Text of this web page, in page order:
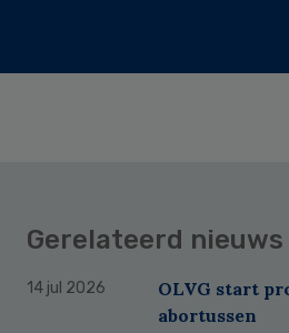
Gerelateerd nieuws
14 jul 2026
OLVG start
abortussen